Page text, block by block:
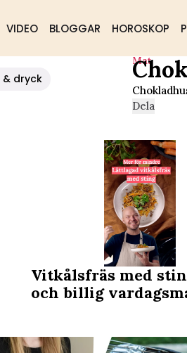
VIDEO BLOGGAR HOROSKOP
& dryck
Mat
Dela
Vitkålsfräs med
och billig